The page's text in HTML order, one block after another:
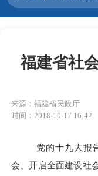
福建省社
来源：福建省民政厅
时间：2018-10-17 16:42
党的十九大报
会、开启全面建设社